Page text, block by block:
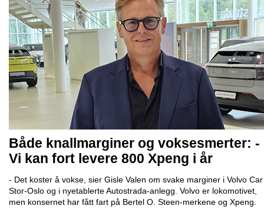
Både knallmarginer og voksesmerter: -
Vi kan fort levere 800 Xpeng i år
- Det koster å vokse, sier Gisle Valen om svake marginer i Volvo Car
Stor-Oslo og i nyetablerte Autostrada-anlegg. Volvo er lokomotivet,
men konsernet har fått fart på Bertel O. Steen-merkene og Xpeng.